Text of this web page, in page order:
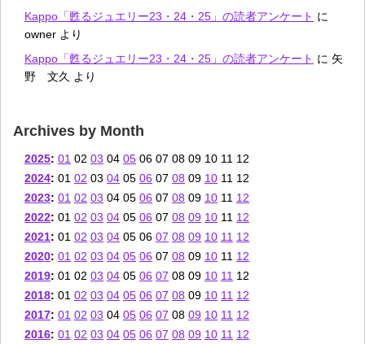
Kappo「甦るジュエリー23・24・25」の読者アンケート に
owner より
Kappo「甦るジュエリー23・24・25」の読者アンケート に 矢
野 文久 より
Archives by Month
2025: 01 02 03 04 05 06 07 08 09 10 11 12
2024: 01 02 03 04 05 06 07 08 09 10 11 12
2023: 01 02 03 04 05 06 07 08 09 10 11 12
2022: 01 02 03 04 05 06 07 08 09 10 11 12
2021: 01 02 03 04 05 06 07 08 09 10 11 12
2020: 01 02 03 04 05 06 07 08 09 10 11 12
2019: 01 02 03 04 05 06 07 08 09 10 11 12
2018: 01 02 03 04 05 06 07 08 09 10 11 12
2017: 01 02 03 04 05 06 07 08 09 10 11 12
2016: 01 02 03 04 05 06 07 08 09 10 11 12